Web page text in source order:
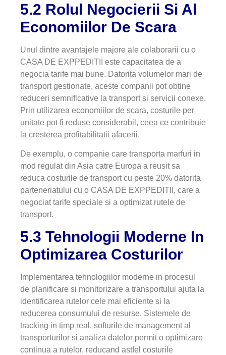
5.2 Rolul Negocierii Si Al
Economiilor De Scara
Unul dintre avantajele majore ale colaborarii cu o
CASA DE EXPPEDITII este capacitatea de a
negocia tarife mai bune. Datorita volumelor mari de
transport gestionate, aceste companii pot obtine
reduceri semnificative la transport si servicii conexe.
Prin utilizarea economiilor de scara, costurile per
unitate pot fi reduse considerabil, ceea ce contribuie
la cresterea profitabilitatii afacerii.
De exemplu, o companie care transporta marfuri in
mod regulat din Asia catre Europa a reusit sa
reduca costurile de transport cu peste 20% datorita
parteneriatului cu o CASA DE EXPPEDITII, care a
negociat tarife speciale si a optimizat rutele de
transport.
5.3 Tehnologii Moderne In
Optimizarea Costurilor
Implementarea tehnologiilor moderne in procesul
de planificare si monitorizare a transportului ajuta la
identificarea rutelor cele mai eficiente si la
reducerea consumului de resurse. Sistemele de
tracking in timp real, softurile de management al
transporturilor si analiza datelor permit o optimizare
continua a rutelor, reducand astfel costurile